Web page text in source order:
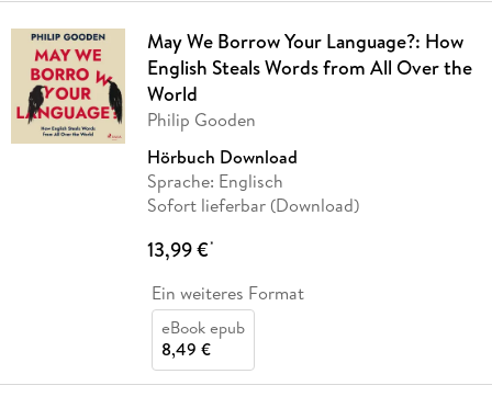
May We Borrow Your Language?: How
English Steals Words from All Over the
World
Philip Gooden
Hörbuch Download
Sprache: Englisch
Sofort lieferbar (Download)
13,99 €*
Ein weiteres Format
eBook epub
8,49 €